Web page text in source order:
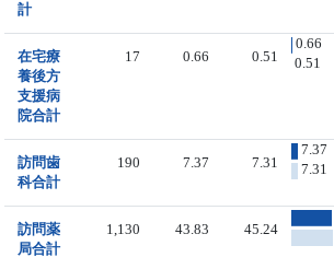
計
在宅療
養後方
支援病
院合計
17 0.66 0.51
0.66
0.51
訪問歯
科合計
190 7.37 7.31
7.37
7.31
訪問薬
局合計
1,130 43.83 45.24